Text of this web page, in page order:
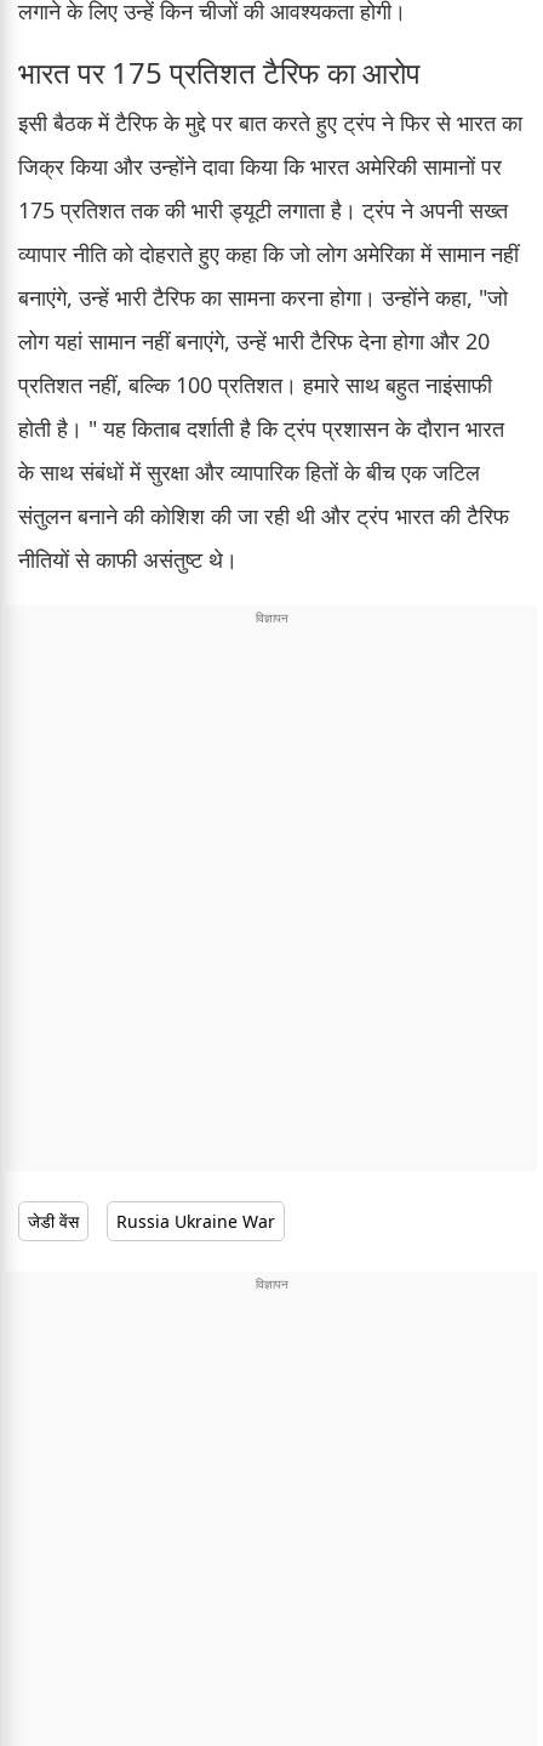
लगाने के लिए उन्हें किन चीजों की आवश्यकता होगी।
भारत पर 175 प्रतिशत टैरिफ का आरोप
इसी बैठक में टैरिफ के मुद्दे पर बात करते हुए ट्रंप ने फिर से भारत का
जिक्र किया और उन्होंने दावा किया कि भारत अमेरिकी सामानों पर
175 प्रतिशत तक की भारी ड्यूटी लगाता है। ट्रंप ने अपनी सख्त
व्यापार नीति को दोहराते हुए कहा कि जो लोग अमेरिका में सामान नहीं
बनाएंगे, उन्हें भारी टैरिफ का सामना करना होगा। उन्होंने कहा, "जो
लोग यहां सामान नहीं बनाएंगे, उन्हें भारी टैरिफ देना होगा और 20
प्रतिशत नहीं, बल्कि 100 प्रतिशत। हमारे साथ बहुत नाइंसाफी
होती है। " यह किताब दर्शाती है कि ट्रंप प्रशासन के दौरान भारत
के साथ संबंधों में सुरक्षा और व्यापारिक हितों के बीच एक जटिल
संतुलन बनाने की कोशिश की जा रही थी और ट्रंप भारत की टैरिफ
नीतियों से काफी असंतुष्ट थे।
जेडी वेंस Russia Ukraine War